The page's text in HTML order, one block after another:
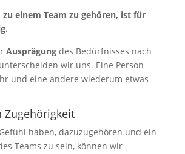
zu einem Team zu gehören, ist für
Ausprägungdes Bedürfnisses nach
wir uns. Eine Person
und eine andere wiederum etwas
Zugehörigkeit
haben, dazuzugehören und ein
Teams zu sein, können wir